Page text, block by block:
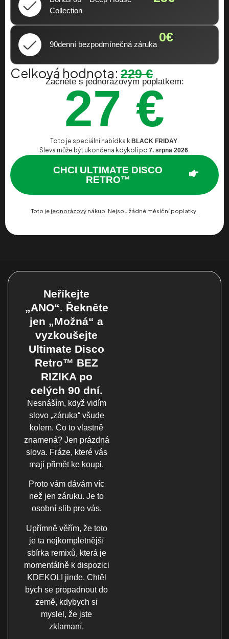
Collection
90denní bezpodmínečná záruka
0€
Celková hodnota: 229 €
Začněte s jednorázovým poplatkem:
27 €
Toto je speciální nabídka k BLACK FRIDAY
Sleva může být ukončena kdykoli po 7. srpna 2026
CHCI ULTIMATE DISCO
RETRO™
Toto je jednorázový nákup. Nejsou žádné měsíční poplatky.
Neříkejte
„ANO“. Řekněte
jen „Možná“ a
vyzkoušejte
Ultimate Disco
Retro™ BEZ
RIZIKA po
celých 90 dní.
Nesnáším, když vidím
slovo „záruka“ všude
kolem. Co to vlastně
znamená? Jen prázdná
slova. Fráze, které vás
mají přimět ke koupi.
Proto vám dávám víc
než jen záruku. Je to
osobní slib pro vás.
Upřímně věřím, že toto
je ta nejkompletnější
sbírka remixů, která je
momentálně k dispozici
KDEKOLI jinde. Chtěl
bych se propadnout do
země, kdybych si
myslel, že jste
zklamaní.